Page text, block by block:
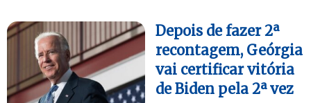
Depois de fazer 2ª
recontagem, Geórgia
vai certificar vitória
de Biden pela 2ª vez